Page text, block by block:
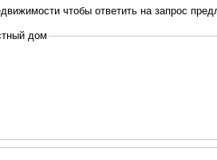
чтобы ответить на запрос
дом